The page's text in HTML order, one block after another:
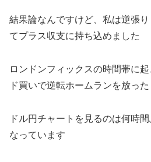
結果論なんですけど、私は逆張
てプラス収支に持ち込めました
ロンドンフィックスの時間帯に
ド買いで逆転ホームランを放っ
ドル円チャートを見るのは何時
なっています